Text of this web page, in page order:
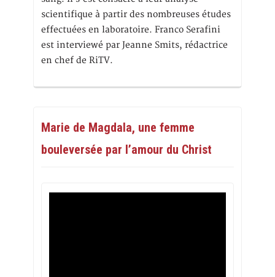
scientifique à partir des nombreuses études
effectuées en laboratoire. Franco Serafini
est interviewé par Jeanne Smits, rédactrice
en chef de RiTV.
Marie de Magdala, une femme
bouleversée par l’amour du Christ